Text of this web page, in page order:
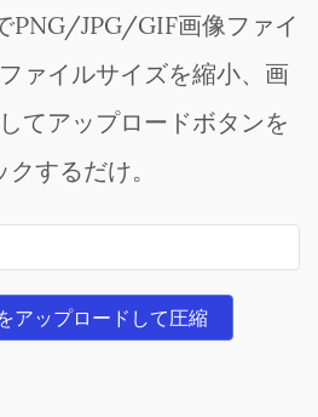
PNG/JPG/GIF画像ファイ
ァイルサイズを縮小、画
てアップロードボタンを
クするだけ。
アップロードして圧縮